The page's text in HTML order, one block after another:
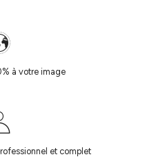
à votre image
et complet